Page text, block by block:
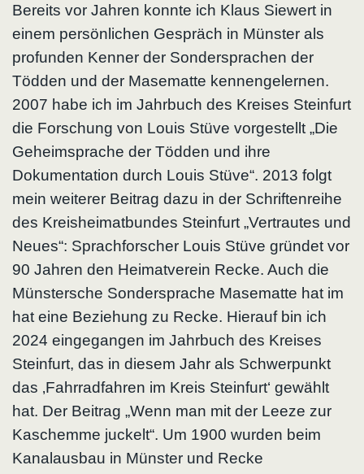
Bereits vor Jahren konnte ich Klaus Siewert in
einem persönlichen Gespräch in Münster als
profunden Kenner der Sondersprachen der
Tödden und der Masematte kennengelernen.
2007 habe ich im Jahrbuch des Kreises Steinfurt
die Forschung von Louis Stüve vorgestellt „Die
Geheimsprache der Tödden und ihre
Dokumentation durch Louis Stüve“. 2013 folgt
mein weiterer Beitrag dazu in der Schriftenreihe
des Kreisheimatbundes Steinfurt „Vertrautes und
Neues“: Sprachforscher Louis Stüve gründet vor
90 Jahren den Heimatverein Recke. Auch die
Münstersche Sondersprache Masematte hat im
hat eine Beziehung zu Recke. Hierauf bin ich
2024 eingegangen im Jahrbuch des Kreises
Steinfurt, das in diesem Jahr als Schwerpunkt
das ‚Fahrradfahren im Kreis Steinfurt‘ gewählt
hat. Der Beitrag „Wenn man mit der Leeze zur
Kaschemme juckelt“. Um 1900 wurden beim
Kanalausbau in Münster und Recke